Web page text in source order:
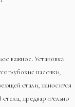
важное. Установка
глубокие насечки,
стали, наносится
предварительно